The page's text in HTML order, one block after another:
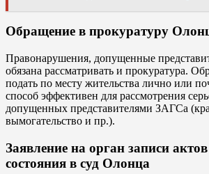
Обращение в прокуратуру
Правонарушения, допущенные
обязана рассматривать и прокуратура.
подать по месту жительства лично или
способ эффективен для рассмотрения
допущенных представителями ЗАГСа
вымогательство и пр.).
Заявление на орган записи
состояния в суд Олонца